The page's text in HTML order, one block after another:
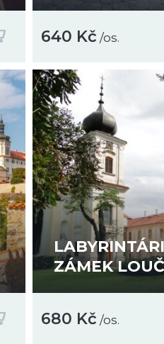
640 Kč /os.
ZÁMEK
680 Kč /os.